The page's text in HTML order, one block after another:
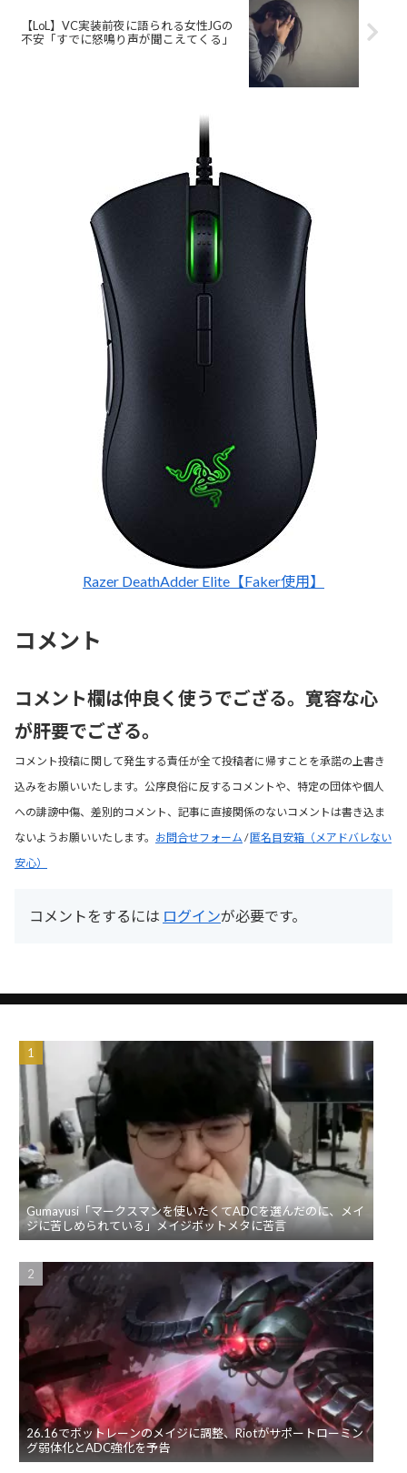
【LoL】VC実装前夜に語られる女性JGの
不安「すでに怒鳴り声が聞こえてくる」
Razer DeathAdder Elite【Faker使用】
コメント
コメント欄は仲良く使うでござる。寛容な心
が肝要でござる。
コメント投稿に関して発生する責任が全て投稿者に帰すことを承諾の上書き
込みをお願いいたします。公序良俗に反するコメントや、特定の団体や個人
への誹謗中傷、差別的コメント、記事に直接関係のないコメントは書き込ま
ないようお願いいたします。 お問合せフォーム /匿名目安箱（メアドバレない
安心）
コメントをするには ログインが必要です。
Gumayusi「マークスマンを使いたくてADCを選んだのに、メイ
ジに苦しめられている」メイジボットメタに苦言
26.16でボットレーンのメイジに調整、Riotがサポートローミン
グ弱体化とADC強化を予告